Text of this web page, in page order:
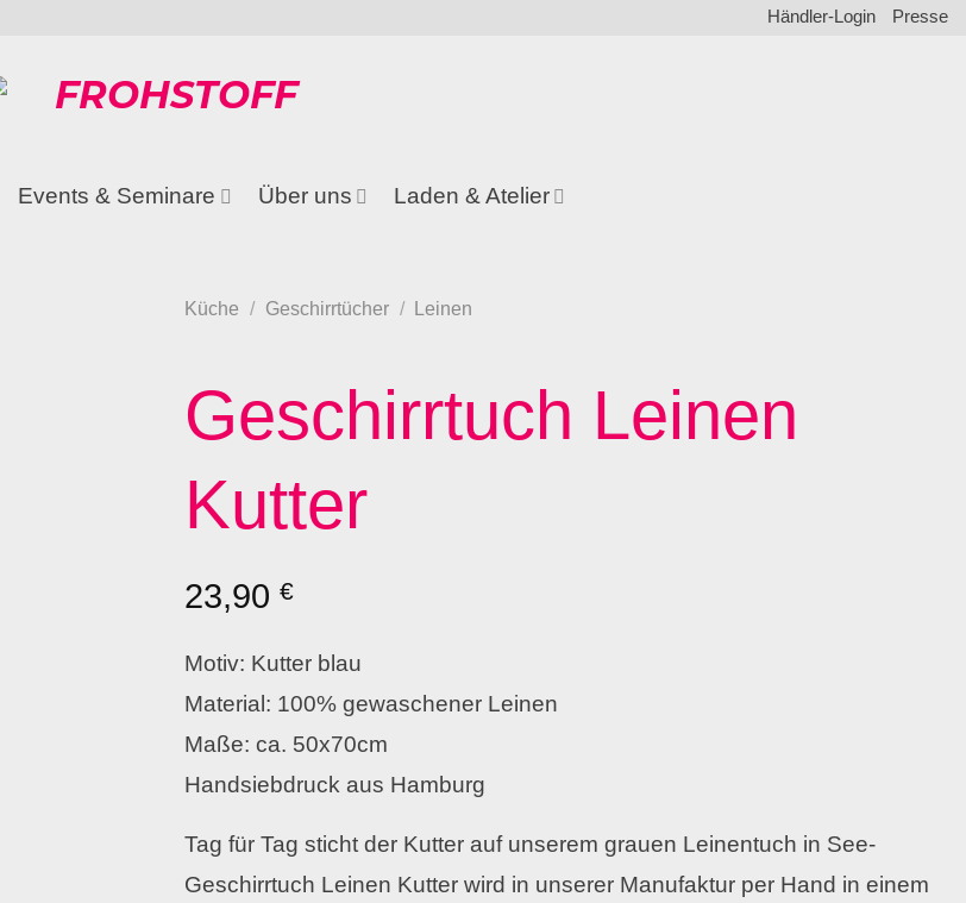
Händler-Login Presse
Events & Seminare Über uns Laden & Atelier
Küche / Geschirrtücher / Leinen
Geschirrtuch Leinen
Kutter
23,90 €
Motiv: Kutter blau
Material: 100% gewaschener Leinen
Maße: ca. 50x70cm
Handsiebdruck aus Hamburg
Tag für Tag sticht der Kutter auf unserem grauen Leinentuch in See-
Geschirrtuch Leinen Kutter wird in unserer Manufaktur per Hand in einem